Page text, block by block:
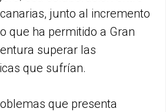
junto al incremento
que ha permitido a Gran
superar las
que sufrían.
que presenta